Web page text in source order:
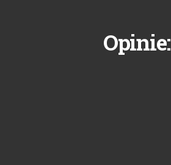
Opinie: